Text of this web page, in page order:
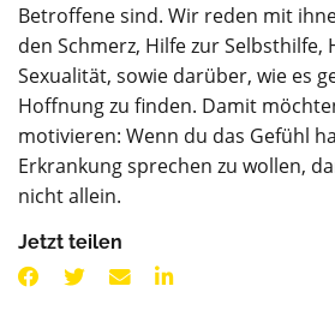
Betroffene sind. Wir reden mit
den Schmerz, Hilfe zur Selbsthilfe,
Sexualität, sowie darüber, wie es
Hoffnung zu finden. Damit
motivieren: Wenn du das Gefühl
Erkrankung sprechen zu wollen,
nicht allein.
Jetzt teilen